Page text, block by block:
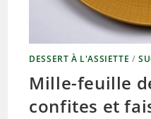
DESSERT À L'ASSIETTE /
Mille-feuille
confites et